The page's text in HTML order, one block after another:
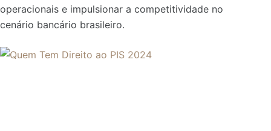
operacionais e impulsionar a competitividade no
cenário bancário brasileiro.